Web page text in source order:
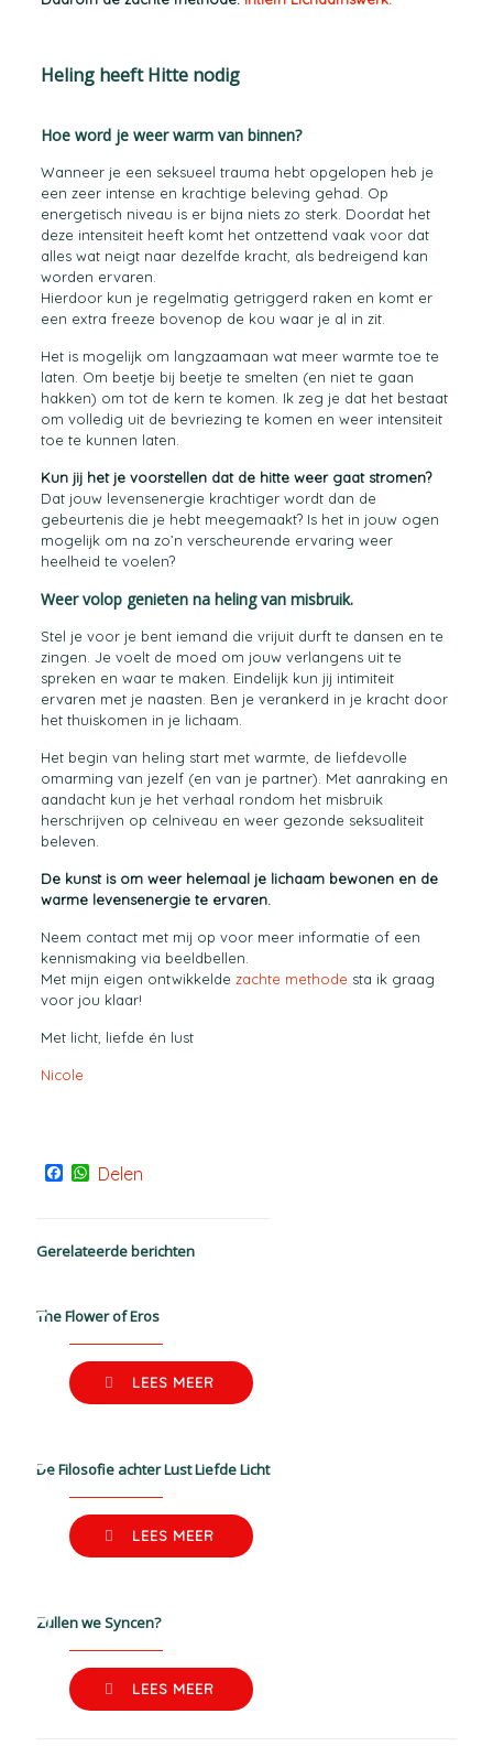
Heling heeft Hitte nodig
Hoe word je weer warm van binnen?
Wanneer je een seksueel trauma hebt opgelopen heb je
een zeer intense en krachtige beleving gehad. Op
energetisch niveau is er bijna niets zo sterk. Doordat het
deze intensiteit heeft komt het ontzettend vaak voor dat
alles wat neigt naar dezelfde kracht, als bedreigend kan
worden ervaren.
Hierdoor kun je regelmatig getriggerd raken en komt er
een extra freeze bovenop de kou waar je al in zit.
Het is mogelijk om langzaamaan wat meer warmte toe te
laten. Om beetje bij beetje te smelten (en niet te gaan
hakken) om tot de kern te komen. Ik zeg je dat het bestaat
om volledig uit de bevriezing te komen en weer intensiteit
toe te kunnen laten.
Kun jij het je voorstellen dat de hitte weer gaat stromen?
Dat jouw levensenergie krachtiger wordt dan de
gebeurtenis die je hebt meegemaakt? Is het in jouw ogen
mogelijk om na zo’n verscheurende ervaring weer
heelheid te voelen?
Weer volop genieten na heling van misbruik.
Stel je voor je bent iemand die vrijuit durft te dansen en te
zingen. Je voelt de moed om jouw verlangens uit te
spreken en waar te maken. Eindelijk kun jij intimiteit
ervaren met je naasten. Ben je verankerd in je kracht door
het thuiskomen in je lichaam.
Het begin van heling start met warmte, de liefdevolle
omarming van jezelf (en van je partner). Met aanraking en
aandacht kun je het verhaal rondom het misbruik
herschrijven op celniveau en weer gezonde seksualiteit
beleven.
De kunst is om weer helemaal je lichaam bewonen en de
warme levensenergie te ervaren.
Neem contact met mij op voor meer informatie of een
kennismaking via beeldbellen.
Met mijn eigen ontwikkelde zachte methode sta ik graag
voor jou klaar!
Met licht, liefde én lust
Nicole
Facebook
WhatsApp
Delen
Gerelateerde berichten
The Flower of Eros
LEES MEER
De Filosofie achter Lust Liefde Licht
LEES MEER
Zullen we Syncen?
LEES MEER